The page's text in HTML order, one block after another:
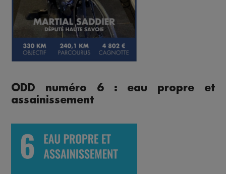
ODD numéro 6 : eau propre et
assainissement